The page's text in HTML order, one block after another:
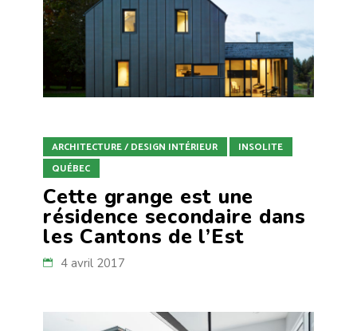
ARCHITECTURE / DESIGN INTÉRIEUR
INSOLITE
QUÉBEC
Cette grange est une
résidence secondaire dans
les Cantons de l’Est
4 avril 2017